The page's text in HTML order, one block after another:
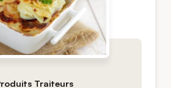
Traiteurs